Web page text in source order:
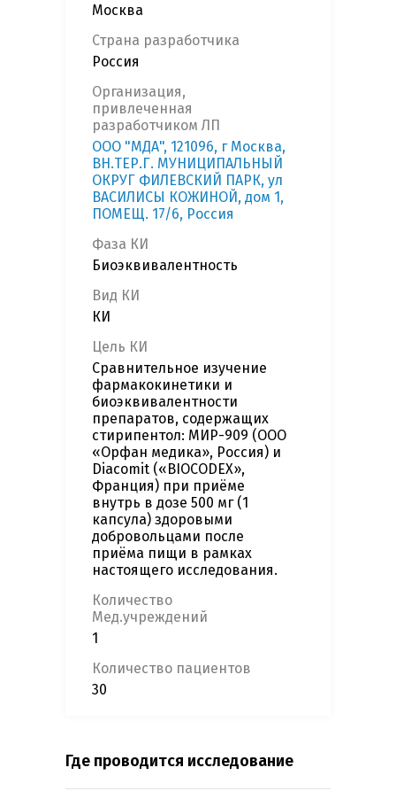
Москва
Страна разработчика
Россия
Организация,
привлеченная
разработчиком ЛП
ООО "МДА", 121096, г Москва,
ВН.ТЕР.Г. МУНИЦИПАЛЬНЫЙ
ОКРУГ ФИЛЕВСКИЙ ПАРК, ул
ВАСИЛИСЫ КОЖИНОЙ, дом 1,
ПОМЕЩ. 17/6, Россия
Фаза КИ
Биоэквивалентность
Вид КИ
КИ
Цель КИ
Сравнительное изучение
фармакокинетики и
биоэквивалентности
препаратов, содержащих
стирипентол: МИР-909 (ООО
«Орфан медика», Россия) и
Diacomit («BIOCODEX»,
Франция) при приёме
внутрь в дозе 500 мг (1
капсула) здоровыми
добровольцами после
приёма пищи в рамках
настоящего исследования.
Количество
Мед.учреждений
1
Количество пациентов
30
Где проводится исследование